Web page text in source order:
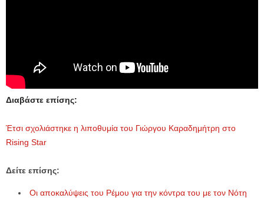
Διαβάστε επίσης:
Έτσι σχολιάστηκε η λιποθυμία του Γιώργου Καραδημήτρη στο
Rising Star
Δείτε επίσης:
Οι αποκαλύψεις του Ρέμου για την κόντρα του με τον Νότη